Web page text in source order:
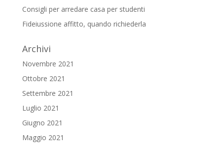
Consigli per arredare casa per studenti
Fideiussione affitto, quando richiederla
Archivi
Novembre 2021
Ottobre 2021
Settembre 2021
Luglio 2021
Giugno 2021
Maggio 2021